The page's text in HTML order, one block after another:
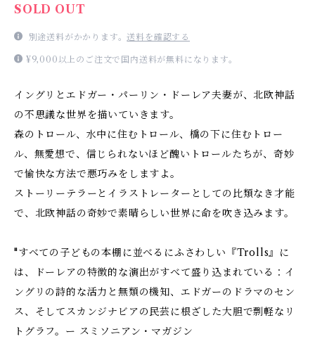
SOLD OUT
別途送料がかかります。送料を確認する
¥9,000以上のご注文で国内送料が無料になります。
イングリとエドガー・パーリン・ドーレア夫妻が、北欧神話
の不思議な世界を描いていきます。
森のトロール、水中に住むトロール、橋の下に住むトロー
ル、無愛想で、信じられないほど醜いトロールたちが、奇妙
で愉快な方法で悪巧みをしますよ。
ストーリーテラーとイラストレーターとしての比類なき才能
で、北欧神話の奇妙で素晴らしい世界に命を吹き込みます。
"すべての子どもの本棚に並べるにふさわしい『Trolls』に
は、ドーレアの特徴的な演出がすべて盛り込まれている：イ
ングリの詩的な活力と無類の機知、エドガーのドラマのセン
ス、そしてスカンジナビアの民芸に根ざした大胆で剽軽なリ
トグラフ。ー スミソニアン・マガジン